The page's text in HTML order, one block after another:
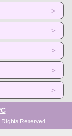
Reserved.